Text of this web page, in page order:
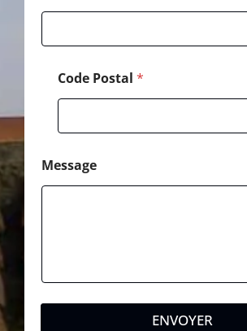
Code Postal *
Message
ENVOYER